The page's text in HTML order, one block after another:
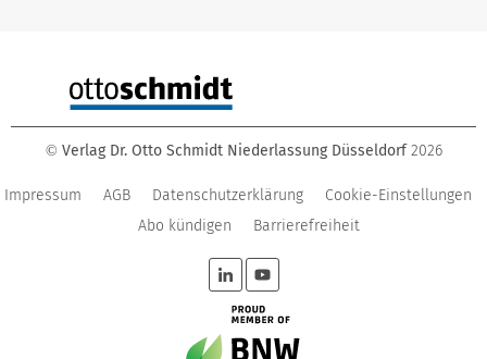
© Verlag Dr. Otto Schmidt Niederlassung Düsseldorf 2026
Impressum AGB Datenschutzerklärung
Cookie-Einstellungen
Abo kündigen
Barrierefreiheit